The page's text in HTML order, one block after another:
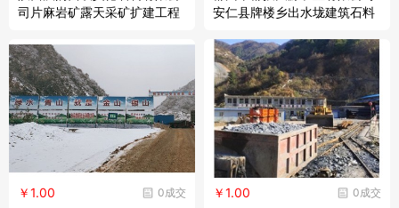
司片麻岩矿露天采矿扩建工程
安仁县牌楼乡出水垅建筑石料
0成交
￥1.00 0成交
￥1.00